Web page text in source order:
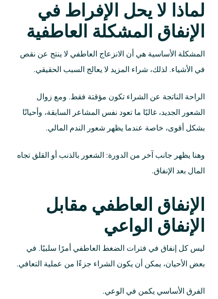
لماذا لا يحل الإفراط في
الإنفاق المشكلة العاطفية
المشكلة الأساسية هي أن الانزعاج العاطفي لا ينتج عن نقص
في الأشياء. لذلك، شراء المزيد لا يعالج السبب الحقيقي.
الراحة الناتجة عن الشراء تكون مؤقتة فقط. ومع زوال
الشعور الجديد، غالبًا ما تعود نفس المشاعر السابقة، وأحيانًا
بشكل أقوى، خاصة عندما يظهر شعور الندم المالي.
وهنا يظهر جانب آخر من الدورة: الشعور بالذنب أو القلق تجاه
المال بعد الإنفاق.
الإنفاق العاطفي مقابل
الإنفاق الواعي
ليس كل إنفاق في فترات الضغط العاطفي أمرًا سلبيًا. في
بعض الأحيان، يمكن أن يكون الشراء جزءًا من عملية التعافي.
الفرق الأساسي يكمن في الوعي.